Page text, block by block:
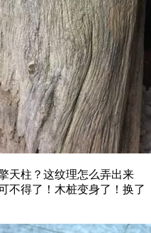
天柱？这纹理怎么弄出来
不得了！木桩变身了！换了